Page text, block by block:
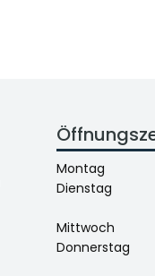
Montag
Dienstag
Mittwoch
Donnerstag